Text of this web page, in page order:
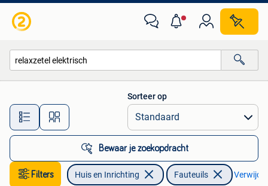
Alle afstanden…
Sorteer op
Bewaar je zoekopdracht
Filters Huis en Inrichting Fauteuils